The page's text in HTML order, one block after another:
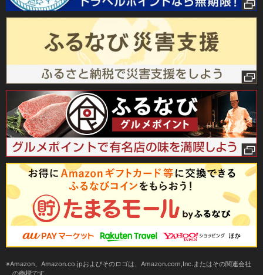
Amazon、Amazon.co.jpおよびそのロゴは、Amazon.com,Inc.またはその関連会社
の商標です。